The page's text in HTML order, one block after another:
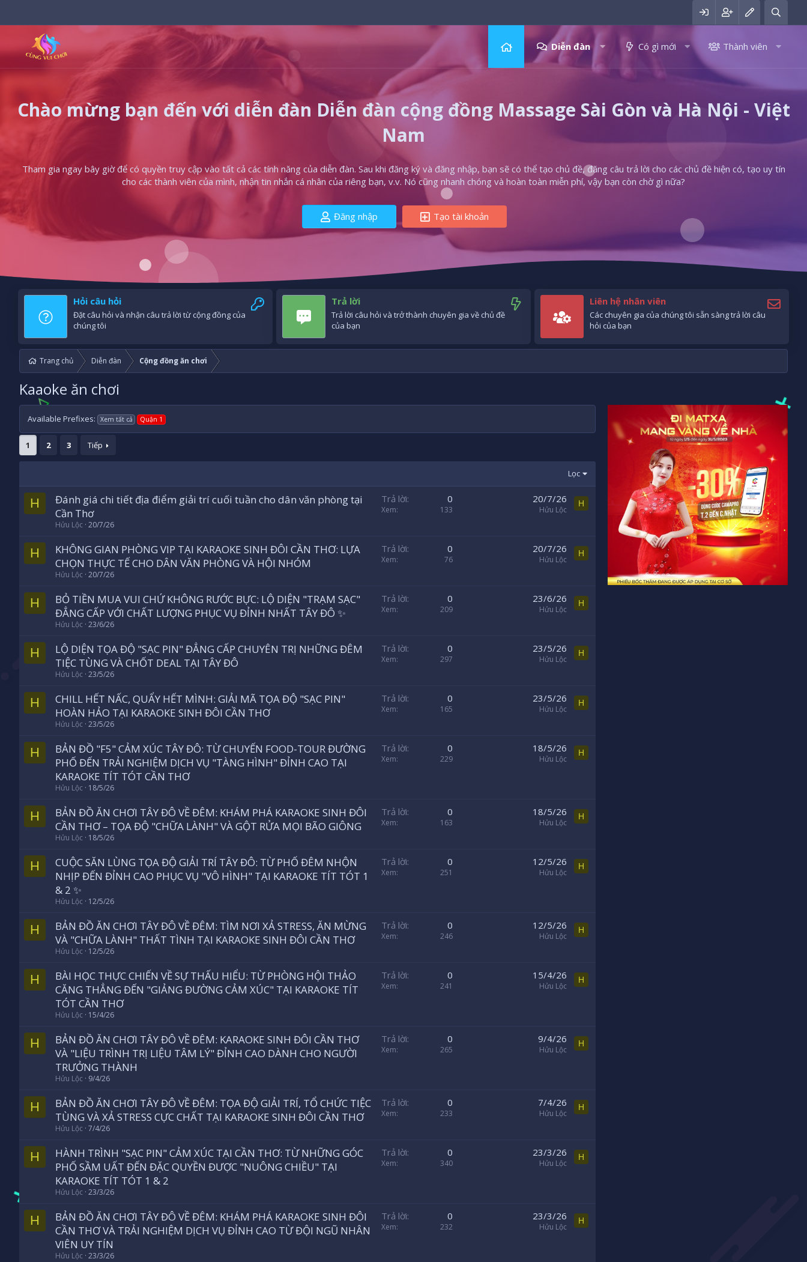
Diễn đàn Có gì mới Thành viên
Chào mừng bạn đến với diễn đàn Diễn đàn cộng đồng Massage Sài Gòn và Hà Nội - Việt
Nam
Tham gia ngay bây giờ để có quyền truy cập vào tất cả các tính năng của diễn đàn. Sau khi đăng ký và đăng nhập, bạn sẽ có thể tạo chủ đề, đăng câu trả lời cho các chủ đề hiện có, tạo uy tín
cho các thành viên của mình, nhận tin nhắn cá nhân của riêng bạn, v.v. Nó cũng nhanh chóng và hoàn toàn miễn phí, vậy bạn còn chờ gì nữa?
Đăng nhập Tạo tài khoản
Hỏi câu hỏi
Đặt câu hỏi và nhận câu trả lời từ cộng đồng của
chúng tôi
Trả lời
Trả lời câu hỏi và trở thành chuyên gia về chủ đề
của bạn
Liên hệ nhân viên
Các chuyên gia của chúng tôi sẵn sàng trả lời câu
hỏi của bạn
Trang chủ Diễn đàn Cộng đồng ăn chơi
Kaaoke ăn chơi
Available Prefixes: Xem tất cả Quận 1
1 2 3 Tiếp
Lọc
H
Đánh giá chi tiết địa điểm giải trí cuối tuần cho dân văn phòng tại
Cần Thơ
Hửu Lộc 20/7/26
Trả lời 0
Xem 133
20/7/26
Hửu Lộc
H
H
KHÔNG GIAN PHÒNG VIP TẠI KARAOKE SINH ĐÔI CẦN THƠ: LỰA
CHỌN THỰC TẾ CHO DÂN VĂN PHÒNG VÀ HỘI NHÓM
Hửu Lộc 20/7/26
Trả lời 0
Xem 76
20/7/26
Hửu Lộc
H
H
BỎ TIỀN MUA VUI CHỨ KHÔNG RƯỚC BỰC: LỘ DIỆN "TRẠM SẠC"
ĐẲNG CẤP VỚI CHẤT LƯỢNG PHỤC VỤ ĐỈNH NHẤT TÂY ĐÔ ✨
Hửu Lộc 23/6/26
Trả lời 0
Xem 209
23/6/26
Hửu Lộc
H
H
LỘ DIỆN TỌA ĐỘ "SẠC PIN" ĐẲNG CẤP CHUYÊN TRỊ NHỮNG ĐÊM
TIỆC TÙNG VÀ CHỐT DEAL TẠI TÂY ĐÔ
Hửu Lộc 23/5/26
Trả lời 0
Xem 297
23/5/26
Hửu Lộc
H
H
CHILL HẾT NẤC, QUẨY HẾT MÌNH: GIẢI MÃ TỌA ĐỘ "SẠC PIN"
HOÀN HẢO TẠI KARAOKE SINH ĐÔI CẦN THƠ
Hửu Lộc 23/5/26
Trả lời 0
Xem 165
23/5/26
Hửu Lộc
H
H
BẢN ĐỒ "F5" CẢM XÚC TÂY ĐÔ: TỪ CHUYẾN FOOD-TOUR ĐƯỜNG
PHỐ ĐẾN TRẢI NGHIỆM DỊCH VỤ "TÀNG HÌNH" ĐỈNH CAO TẠI
KARAOKE TÍT TÓT CẦN THƠ
Hửu Lộc 18/5/26
Trả lời 0
Xem 229
18/5/26
Hửu Lộc
H
H
BẢN ĐỒ ĂN CHƠI TÂY ĐÔ VỀ ĐÊM: KHÁM PHÁ KARAOKE SINH ĐÔI
CẦN THƠ – TỌA ĐỘ "CHỮA LÀNH" VÀ GỘT RỬA MỌI BÃO GIÔNG
Hửu Lộc 18/5/26
Trả lời 0
Xem 163
18/5/26
Hửu Lộc
H
H
CUỘC SĂN LÙNG TỌA ĐỘ GIẢI TRÍ TÂY ĐÔ: TỪ PHỐ ĐÊM NHỘN
NHỊP ĐẾN ĐỈNH CAO PHỤC VỤ "VÔ HÌNH" TẠI KARAOKE TÍT TÓT 1
& 2 ✨
Hửu Lộc 12/5/26
Trả lời 0
Xem 251
12/5/26
Hửu Lộc
H
H
BẢN ĐỒ ĂN CHƠI TÂY ĐÔ VỀ ĐÊM: TÌM NƠI XẢ STRESS, ĂN MỪNG
VÀ "CHỮA LÀNH" THẤT TÌNH TẠI KARAOKE SINH ĐÔI CẦN THƠ
Hửu Lộc 12/5/26
Trả lời 0
Xem 246
12/5/26
Hửu Lộc
H
H
BÀI HỌC THỰC CHIẾN VỀ SỰ THẤU HIỂU: TỪ PHÒNG HỘI THẢO
CĂNG THẲNG ĐẾN "GIẢNG ĐƯỜNG CẢM XÚC" TẠI KARAOKE TÍT
TÓT CẦN THƠ
Hửu Lộc 15/4/26
Trả lời 0
Xem 241
15/4/26
Hửu Lộc
H
H
BẢN ĐỒ ĂN CHƠI TÂY ĐÔ VỀ ĐÊM: KARAOKE SINH ĐÔI CẦN THƠ
VÀ "LIỆU TRÌNH TRỊ LIỆU TÂM LÝ" ĐỈNH CAO DÀNH CHO NGƯỜI
TRƯỞNG THÀNH
Hửu Lộc 9/4/26
Trả lời 0
Xem 265
9/4/26
Hửu Lộc
H
H
BẢN ĐỒ ĂN CHƠI TÂY ĐÔ VỀ ĐÊM: TỌA ĐỘ GIẢI TRÍ, TỔ CHỨC TIỆC
TÙNG VÀ XẢ STRESS CỰC CHẤT TẠI KARAOKE SINH ĐÔI CẦN THƠ
Hửu Lộc 7/4/26
Trả lời 0
Xem 233
7/4/26
Hửu Lộc
H
H
HÀNH TRÌNH "SẠC PIN" CẢM XÚC TẠI CẦN THƠ: TỪ NHỮNG GÓC
PHỐ SẦM UẤT ĐẾN ĐẶC QUYỀN ĐƯỢC "NUÔNG CHIỀU" TẠI
KARAOKE TÍT TÓT 1 & 2
Hửu Lộc 23/3/26
Trả lời 0
Xem 340
23/3/26
Hửu Lộc
H
H
BẢN ĐỒ ĂN CHƠI TÂY ĐÔ VỀ ĐÊM: KHÁM PHÁ KARAOKE SINH ĐÔI
CẦN THƠ VÀ TRẢI NGHIỆM DỊCH VỤ ĐỈNH CAO TỪ ĐỘI NGŨ NHÂN
VIÊN UY TÍN
Hửu Lộc 23/3/26
Trả lời 0
Xem 232
23/3/26
Hửu Lộc
H